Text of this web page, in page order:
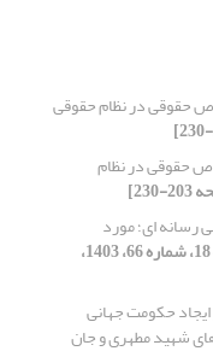
حقوقی در نظام حقوقی
حقوقی در نظام
ای؛ مورد
[دوره 18، شماره 66، 1403،
حکومت جهانی
شهید مطهری و جان